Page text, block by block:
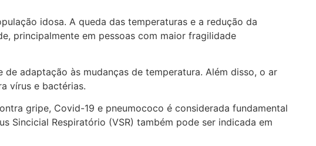
idosa. A queda das temperaturas e a redução da
principalmente em pessoas com maior fragilidade
adaptação às mudanças de temperatura. Além disso, o ar
vírus e bactérias.
gripe, Covid-19 e pneumococo é considerada fundamental
Sincicial Respiratório (VSR) também pode ser indicada em